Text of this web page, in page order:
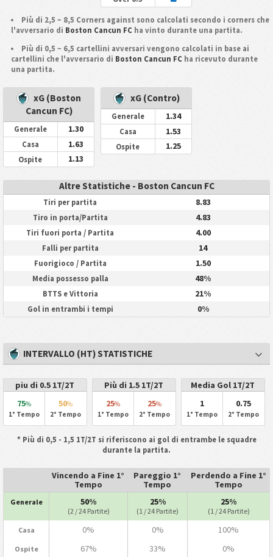
Più di 2,5 ~ 8,5 Corners against sono calcolati secondo i corners che
l'avversario di Boston Cancun FCha vinto durante una partita.
Più di 0,5 ~ 6,5 cartellini avversari vengono calcolati in base ai
cartellini che l'avversario di Boston Cancun FCha ricevuto durante
una partita.
xG (Boston
Cancun FC)
Generale 1.30
Casa 1.63
Ospite 1.13
xG (Contro)
Generale 1.34
Casa 1.53
Ospite 1.25
Altre Statistiche - Boston Cancun FC
Tiri per partita 8.83
Tiro in porta/Partita 4.83
Tiri fuori porta / Partita 4.00
Falli per partita 14
Fuorigioco / Partita 1.50
Media possesso palla 48%
BTTS e Vittoria 21%
Gol in entrambi i tempi 0%
INTERVALLO (HT) STATISTICHE
piu di 0.5 1T/2T
75%
1° Tempo
50%
2° Tempo
Più di 1.5 1T/2T
25%
1° Tempo
25%
2° Tempo
Media Gol 1T/2T
1
1° Tempo
0.75
2° Tempo
* Più di 0,5 - 1,5 1T/2T si riferiscono ai gol di entrambe le squadre
durante la partita.
Vincendo a Fine 1°
Tempo
Pareggio 1°
Tempo
Perdendo a Fine 1°
Tempo
Generale 50%
(2 / 24 Partite)
25%
(1 / 24 Partite)
25%
(1 / 24 Partite)
Casa 0% 0% 100%
Ospite 67% 33% 0%